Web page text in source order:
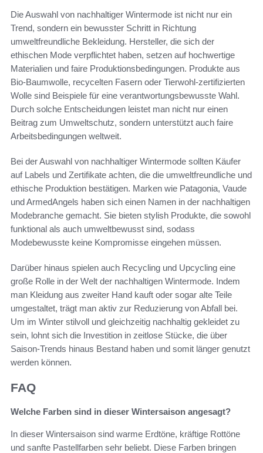
Die Auswahl von nachhaltiger Wintermode ist nicht nur ein
Trend, sondern ein bewusster Schritt in Richtung
umweltfreundliche Bekleidung. Hersteller, die sich der
ethischen Mode verpflichtet haben, setzen auf hochwertige
Materialien und faire Produktionsbedingungen. Produkte aus
Bio-Baumwolle, recycelten Fasern oder Tierwohl-zertifizierten
Wolle sind Beispiele für eine verantwortungsbewusste Wahl.
Durch solche Entscheidungen leistet man nicht nur einen
Beitrag zum Umweltschutz, sondern unterstützt auch faire
Arbeitsbedingungen weltweit.
Bei der Auswahl von nachhaltiger Wintermode sollten Käufer
auf Labels und Zertifikate achten, die die umweltfreundliche und
ethische Produktion bestätigen. Marken wie Patagonia, Vaude
und ArmedAngels haben sich einen Namen in der nachhaltigen
Modebranche gemacht. Sie bieten stylish Produkte, die sowohl
funktional als auch umweltbewusst sind, sodass
Modebewusste keine Kompromisse eingehen müssen.
Darüber hinaus spielen auch Recycling und Upcycling eine
große Rolle in der Welt der nachhaltigen Wintermode. Indem
man Kleidung aus zweiter Hand kauft oder sogar alte Teile
umgestaltet, trägt man aktiv zur Reduzierung von Abfall bei.
Um im Winter stilvoll und gleichzeitig nachhaltig gekleidet zu
sein, lohnt sich die Investition in zeitlose Stücke, die über
Saison-Trends hinaus Bestand haben und somit länger genutzt
werden können.
FAQ
Welche Farben sind in dieser Wintersaison angesagt?
In dieser Wintersaison sind warme Erdtöne, kräftige Rottöne
und sanfte Pastellfarben sehr beliebt. Diese Farben bringen